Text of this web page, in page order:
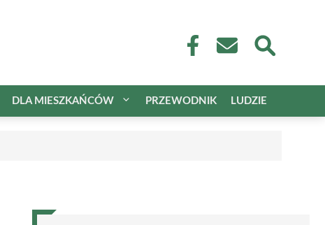
DLA MIESZKAŃCÓW PRZEWODNIK LUDZIE